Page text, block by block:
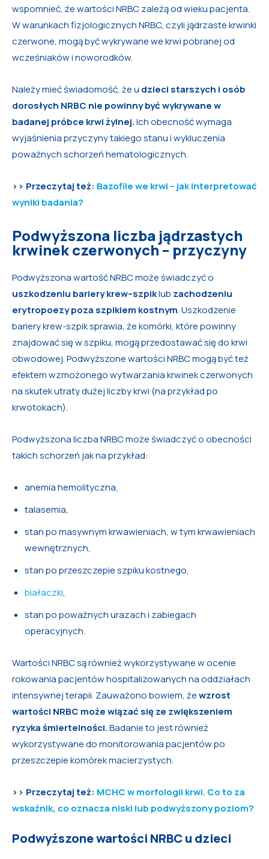
wspomnieć, że wartości NRBC zależą od wieku pacjenta.
W warunkach fizjologicznych NRBC, czyli jądrzaste krwinki
czerwone, mogą być wykrywane we krwi pobranej od
wcześniaków i noworodków.
Należy mieć świadomość, że u dzieci starszych i osób
dorosłych NRBC nie powinny być wykrywane w
badanej próbce krwi żylnej.Ich obecność wymaga
wyjaśnienia przyczyny takiego stanu i wykluczenia
poważnych schorzeń hematologicznych.
>> Przeczytaj też: Bazofile we krwi – jak interpretować
wyniki badania?
Podwyższona liczba jądrzastych
krwinek czerwonych – przyczyny
Podwyższona wartość NRBC może świadczyć o
uszkodzeniu bariery krew–szpiklub zachodzeniu
erytropoezy poza szpikiem kostnym. Uszkodzenie
bariery krew-szpik sprawia, że komórki, które powinny
znajdować się w szpiku, mogą przedostawać się do krwi
obwodowej. Podwyższone wartości NRBC mogą być też
efektem wzmożonego wytwarzania krwinek czerwonych
na skutek utraty dużej liczby krwi (na przykład po
krwotokach).
Podwyższona liczba NRBC może świadczyć o obecności
takich schorzeń jak na przykład:
anemia hemolityczna,
talasemia,
stan po masywnym krwawieniach, w tym krwawieniach
wewnętrznych,
stan po przeszczepie szpiku kostnego,
białaczki,
stan po poważnych urazach i zabiegach
operacyjnych.
Wartości NRBC są również wykorzystywane w ocenie
rokowania pacjentów hospitalizowanych na oddziałach
intensywnej terapii. Zauważono bowiem, żewzrost
wartości NRBC może wiązać się ze zwiększeniem
ryzyka śmiertelności.Badanie to jest również
wykorzystywane do monitorowania pacjentów po
przeszczepie komórek macierzystych.
>> Przeczytaj też: MCHC w morfologii krwi. Co to za
wskaźnik, co oznacza niski lub podwyższony poziom?
Podwyższone wartości NRBC u dzieci